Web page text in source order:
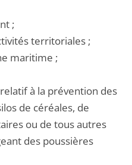
;
territoriales ;
maritime ;
à la prévention des
de céréales, de
ou de tous autres
des poussières